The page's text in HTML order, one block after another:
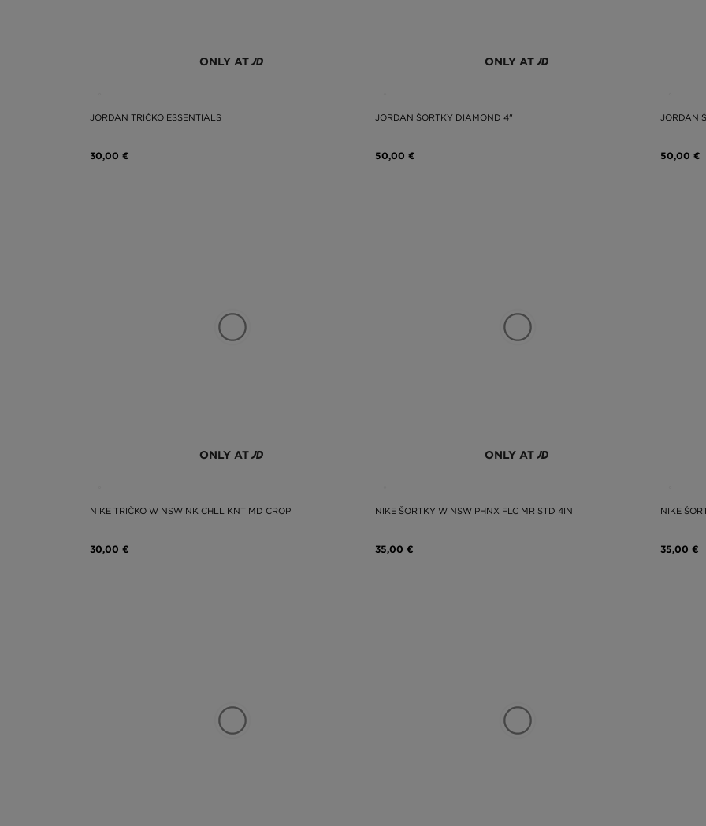
ONLY AT
JORDAN TRIČKO ESSENTIALS
30,00 €
ONLY AT
JORDAN ŠORTKY DIAMOND 4"
50,00 €
JORDAN
50,00 €
ONLY AT
NIKE TRIČKO W NSW NK CHLL KNT MD CROP
30,00 €
ONLY AT
NIKE ŠORTKY W NSW PHNX FLC MR STD 4IN
35,00 €
NIKE
35,00 €